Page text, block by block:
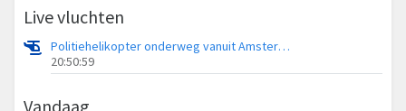
Live vluchten
Politiehelikopter onderweg vanuit Amsterdam Vliegveld Schiphol
20:50:59
Vandaag